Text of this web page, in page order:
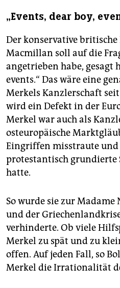
„Events, dear boy,
Der konservative
Macmillan soll auf die
angetrieben habe, gesagt
events.“ Das wäre eine
Merkels Kanzlerschaft
wird ein Defekt in der
Merkel war auch als
osteuropäische
Eingriffen misstraute und
protestantisch grundierte
hatte.
So wurde sie zur
und der
verhinderte. Ob viele
Merkel zu spät und zu
offen. Auf jeden Fall, so
Merkel die Irrationalität